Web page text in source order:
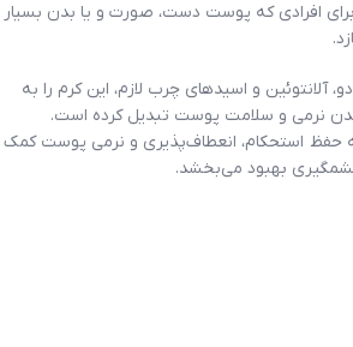
افرادی که پوست دست، صورت و یا بدن بسیار
آلانتوئین و اسیدهای چرب لازم، این کرم را به
نرمی و سلامت پوست تبدیل کرده است.
حفظ استحکام، انعطاف‌پذیری و نرمی پوست کمک
بهبود می‌بخشد.